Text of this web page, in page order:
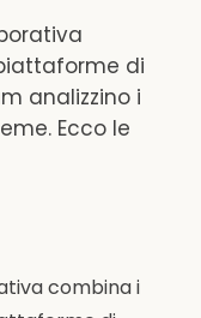
di
analizzino i
Ecco le
combina i